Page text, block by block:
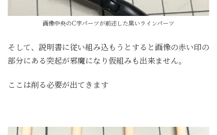
画像中央のC字パーツが前述した黒いラインパーツ
そして、説明書に従い組み込もうとすると画像の赤い印の
部分にある突起が邪魔になり仮組みも出来ません。
ここは削る必要が出てきます